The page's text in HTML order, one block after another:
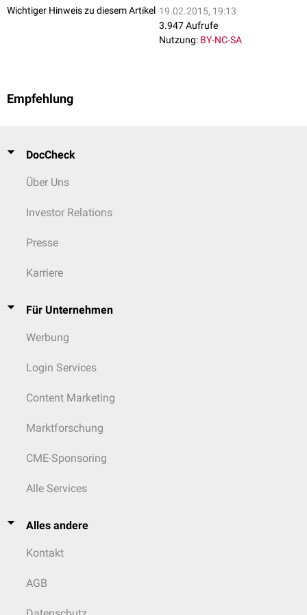
Wichtiger Hinweis zu diesem Artikel 19.02.2015, 19:13
3.947 Aufrufe
Nutzung: BY-NC-SA
Empfehlung
DocCheck
Über Uns
Investor Relations
Presse
Karriere
Für Unternehmen
Werbung
Login Services
Content Marketing
Marktforschung
CME-Sponsoring
Alle Services
Alles andere
Kontakt
AGB